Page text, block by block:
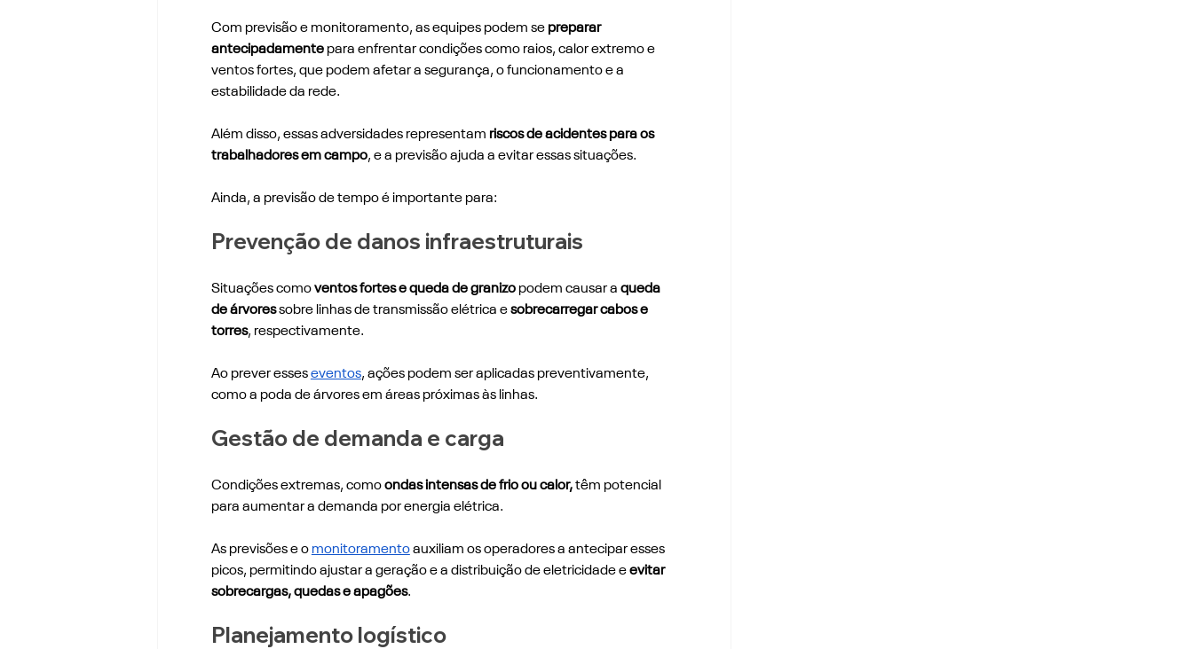
Com previsão e monitoramento, as equipes podem se preparar
antecipadamente para enfrentar condições como raios, calor extremo e
ventos fortes, que podem afetar a segurança, o funcionamento e a
estabilidade da rede.
Além disso, essas adversidades representam riscos de acidentes para os
trabalhadores em campo, e a previsão ajuda a evitar essas situações.
Ainda, a previsão de tempo é importante para:
Prevenção de danos infraestruturais
Situações como ventos fortes e queda de granizo podem causar a queda
de árvores sobre linhas de transmissão elétrica e sobrecarregar cabos e
torres, respectivamente.
Ao prever esses eventos, ações podem ser aplicadas preventivamente,
como a poda de árvores em áreas próximas às linhas.
Gestão de demanda e carga
Condições extremas, como ondas intensas de frio ou calor, têm potencial
para aumentar a demanda por energia elétrica.
As previsões e o monitoramento auxiliam os operadores a antecipar esses
picos, permitindo ajustar a geração e a distribuição de eletricidade e evitar
sobrecargas, quedas e apagões.
Planejamento logístico